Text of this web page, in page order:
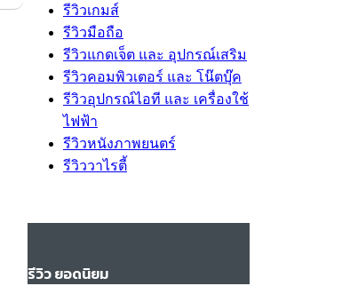
รีวิวเกมส์
รีวิวมือถือ
รีวิวแกดเจ็ต และ อุปกรณ์เสริม
รีวิวคอมพิวเตอร์ และ โน๊ตบุ๊ค
รีวิวอุปกรณ์ไอที และ เครื่องใช้
ไฟฟ้า
รีวิวหนังภาพยนตร์
รีวิววาไรตี้
รีวิว ยอดนิยม